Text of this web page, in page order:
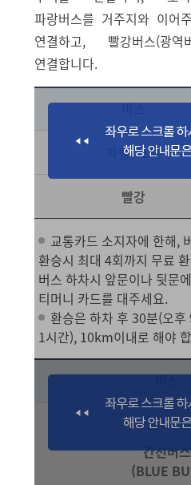
파랑버스를 거주지와 이어
연결하고, 빨강버스(광
연결합니다.
버스
파랑, 초록
빨강
교통카드 소지자에 한해,
환승시 최대 4회까지 무료
버스 하차시 앞문이나 뒷문
티머니 카드를 대주세요.
환승은 하차 후 30분(오
1시간), 10km이내로 해야
버스
간선버스
(BLUE